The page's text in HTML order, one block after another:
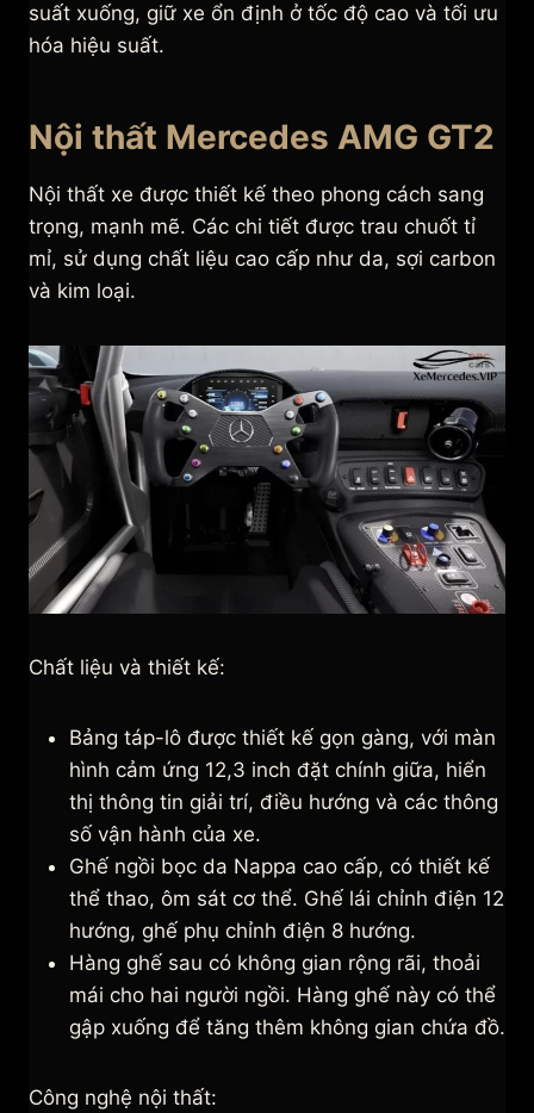
suất xuống, giữ xe ổn định ở tốc độ cao và tối ưu
hóa hiệu suất.
Nội thất Mercedes AMG GT2
Nội thất xe được thiết kế theo phong cách sang
trọng, mạnh mẽ. Các chi tiết được trau chuốt tỉ
mỉ, sử dụng chất liệu cao cấp như da, sợi carbon
và kim loại.
Chất liệu và thiết kế:
Bảng táp-lô được thiết kế gọn gàng, với màn
hình cảm ứng 12,3 inch đặt chính giữa, hiển
thị thông tin giải trí, điều hướng và các thông
số vận hành của xe.
Ghế ngồi bọc da Nappa cao cấp, có thiết kế
thể thao, ôm sát cơ thể. Ghế lái chỉnh điện 12
hướng, ghế phụ chỉnh điện 8 hướng.
Hàng ghế sau có không gian rộng rãi, thoải
mái cho hai người ngồi. Hàng ghế này có thể
gập xuống để tăng thêm không gian chứa đồ.
Công nghệ nội thất: